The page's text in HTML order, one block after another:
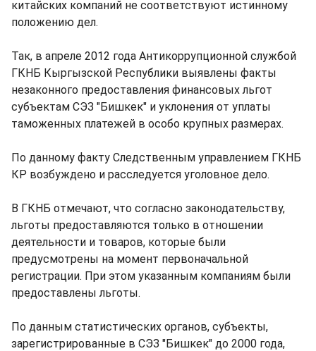
китайских компаний не соответствуют истинному
положению дел.
Так, в апреле 2012 года Антикоррупционной службой
ГКНБ Кыргызской Республики выявлены факты
незаконного предоставления финансовых льгот
субъектам СЭЗ "Бишкек" и уклонения от уплаты
таможенных платежей в особо крупных размерах.
По данному факту Следственным управлением ГКНБ
КР возбуждено и расследуется уголовное дело.
В ГКНБ отмечают, что согласно законодательству,
льготы предоставляются только в отношении
деятельности и товаров, которые были
предусмотрены на момент первоначальной
регистрации. При этом указанным компаниям были
предоставлены льготы.
По данным статистических органов, субъекты,
зарегистрированные в СЭЗ "Бишкек" до 2000 года,